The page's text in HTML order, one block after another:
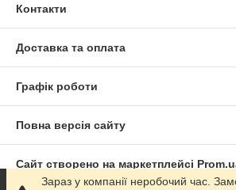
Контакти
Доставка та оплата
Графік роботи
Повна версія сайту
Сайт створено на маркетплейсі
Зараз у компанії неробочий час.